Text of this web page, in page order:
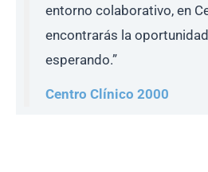
entorno colaborativo, en
encontrarás la
esperando.”
Centro Clínico 2000